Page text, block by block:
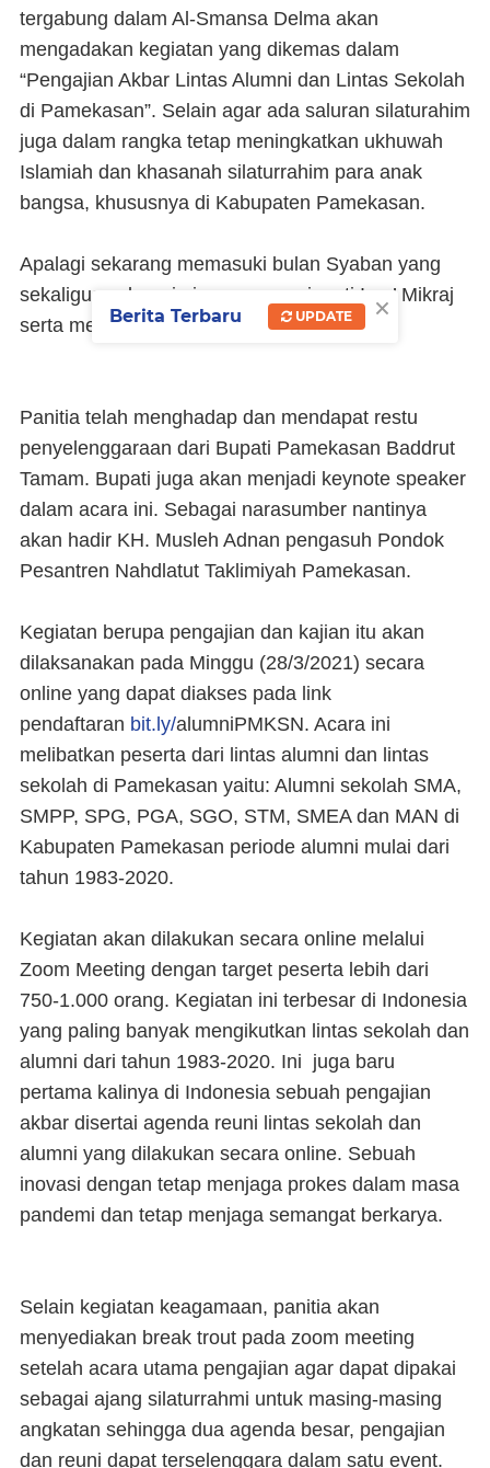
tergabung dalam Al-Smansa Delma akan
mengadakan kegiatan yang dikemas dalam
“Pengajian Akbar Lintas Alumni dan Lintas Sekolah
di Pamekasan”. Selain agar ada saluran silaturahim
juga dalam rangka tetap meningkatkan ukhuwah
Islamiah dan khasanah silaturrahim para anak
bangsa, khususnya di Kabupaten Pamekasan.
Apalagi sekarang memasuki bulan Syaban yang
sekaligus sebagai ajang memperingati Isra’ Mikraj
serta menyambut bulan suci Ramadhan.
Panitia telah menghadap dan mendapat restu
penyelenggaraan dari Bupati Pamekasan Baddrut
Tamam. Bupati juga akan menjadi keynote speaker
dalam acara ini. Sebagai narasumber nantinya
akan hadir KH. Musleh Adnan pengasuh Pondok
Pesantren Nahdlatut Taklimiyah Pamekasan.
Kegiatan berupa pengajian dan kajian itu akan
dilaksanakan pada Minggu (28/3/2021) secara
online yang dapat diakses pada link
pendaftaran bit.ly/alumniPMKSN. Acara ini
melibatkan peserta dari lintas alumni dan lintas
sekolah di Pamekasan yaitu: Alumni sekolah SMA,
SMPP, SPG, PGA, SGO, STM, SMEA dan MAN di
Kabupaten Pamekasan periode alumni mulai dari
tahun 1983-2020.
Kegiatan akan dilakukan secara online melalui
Zoom Meeting dengan target peserta lebih dari
750-1.000 orang. Kegiatan ini terbesar di Indonesia
yang paling banyak mengikutkan lintas sekolah dan
alumni dari tahun 1983-2020. Ini juga baru
pertama kalinya di Indonesia sebuah pengajian
akbar disertai agenda reuni lintas sekolah dan
alumni yang dilakukan secara online. Sebuah
inovasi dengan tetap menjaga prokes dalam masa
pandemi dan tetap menjaga semangat berkarya.
Selain kegiatan keagamaan, panitia akan
menyediakan break trout pada zoom meeting
setelah acara utama pengajian agar dapat dipakai
sebagai ajang silaturrahmi untuk masing-masing
angkatan sehingga dua agenda besar, pengajian
dan reuni dapat terselenggara dalam satu event.
×
Berita Terbaru UPDATE